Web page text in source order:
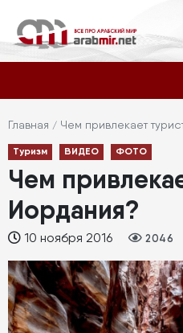
основному
содержанию
Меню
учётной
пользователя
навигация
Строка
навигации
Главная Чем привлекает
Туризм ВИДЕО ФОТО
Чем
Иордания?
10 ноября 2016 2046